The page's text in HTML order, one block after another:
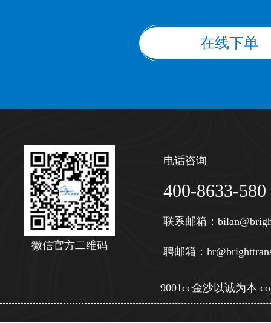
在线下单
微信官方二维码
电话咨询
400-8633-580
联系邮箱：
聘邮箱：
9001cc金沙以诚为本